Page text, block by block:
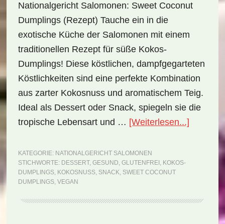
Nationalgericht Salomonen: Sweet Coconut
Dumplings (Rezept) Tauche ein in die
exotische Küche der Salomonen mit einem
traditionellen Rezept für süße Kokos-
Dumplings! Diese köstlichen, dampfgegarteten
Köstlichkeiten sind eine perfekte Kombination
aus zarter Kokosnuss und aromatischem Teig.
Ideal als Dessert oder Snack, spiegeln sie die
tropische Lebensart und … [Weiterlesen...]
(Rezept)
KATEGORIE: NATIONALGERICHT SALOMONEN
STICHWORTE: DESSERT, GESUND, GLUTENFREI , KOKOS-
DUMPLINGS, KOKOSNUSS, SNACK, SWEET COCONUT
DUMPLINGS, VEGAN